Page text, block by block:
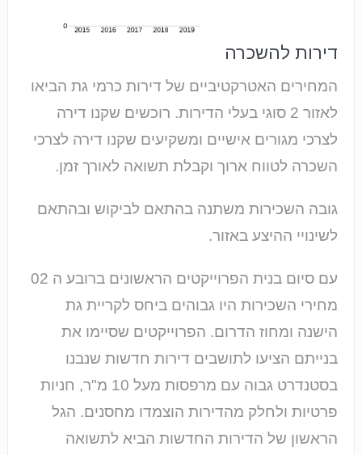
דירות להשכרה
המחירים האטרקטיביים של דירות כרמי גת הביאו
לאזור 2 סוגי בעלי הדירות. רוכשים שקנו דירה
לצרכי מגורים אישיים ומשקיעים שקנו דירה לצרכי
השכרה לטווח ארוך וקבלת תשואה לאורך זמן.
גובה השכירות משתנה בהתאם לביקוש ובהתאם
לשינויי ההיצע באזור.
עם סיום בנית הפרוייקטים הראשונים ברובע ה 02
מחירי השכירות היו גבוהים ביחס לקריית גת
הישנה ומחוז הדרום. הפרוייקטים שסיימו את
בנייתם הציעו לתושבים דירות חדשות שנבנו
בסטנדרט גבוה עם מרפסות מעל 10 מ"ר, חניות
פרטיות ולחלק מהדירות הוצמדו מחסנים. הגל
הראשון של הדירות החדשות הביא לתשואה